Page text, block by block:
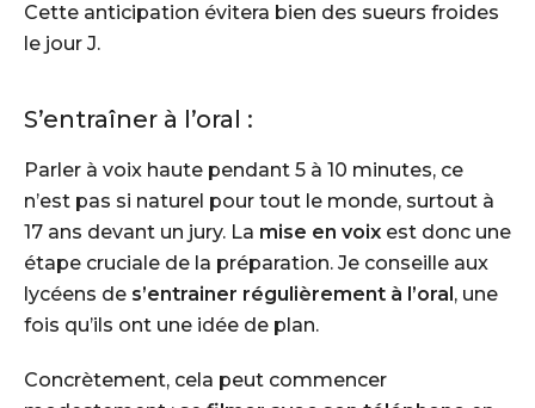
Cette anticipation évitera bien des sueurs froides
le jour J.
S’entraîner à l’oral :
Parler à voix haute pendant 5 à 10 minutes, ce
n’est pas si naturel pour tout le monde, surtout à
17 ans devant un jury. La mise en voix est donc une
étape cruciale de la préparation. Je conseille aux
lycéens de s’entrainer régulièrement à l’oral, une
fois qu’ils ont une idée de plan.
Concrètement, cela peut commencer